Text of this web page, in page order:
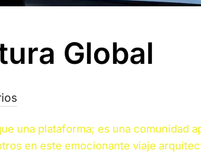
Global
una plataforma; es una comunidad
en este emocionante viaje